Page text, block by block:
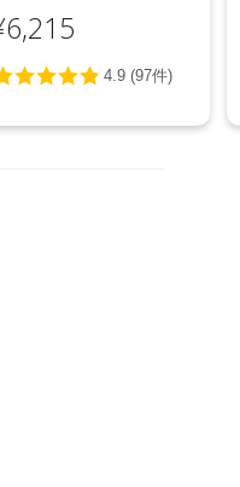
間かかる場合がござい
により、写真と異なる場
により、成分・処方が記
る場合がございます。
リ＞ 5L